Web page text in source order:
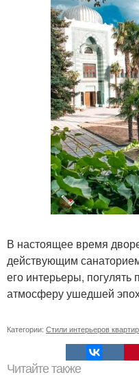
В настоящее время
действующим
его интерьеры, погулять
атмосферу ушедшей
Категории: Стили интерьеров квартир
Читайте также